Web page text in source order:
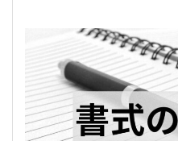
理事会
評議員会・社員総会
会計・税務
定期提出書類
労務
法務